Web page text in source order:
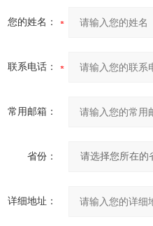
您的姓名：
联系电话：
常用邮箱：
省份：
详细地址：